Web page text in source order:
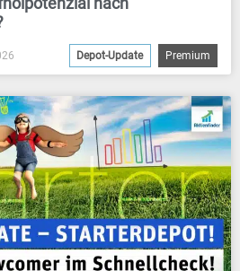
Depot-Update Premium